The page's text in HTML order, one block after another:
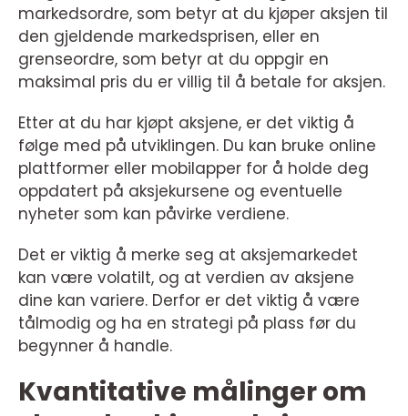
markedsordre, som betyr at du kjøper aksjen til
den gjeldende markedsprisen, eller en
grenseordre, som betyr at du oppgir en
maksimal pris du er villig til å betale for aksjen.
Etter at du har kjøpt aksjene, er det viktig å
følge med på utviklingen. Du kan bruke online
plattformer eller mobilapper for å holde deg
oppdatert på aksjekursene og eventuelle
nyheter som kan påvirke verdiene.
Det er viktig å merke seg at aksjemarkedet
kan være volatilt, og at verdien av aksjene
dine kan variere. Derfor er det viktig å være
tålmodig og ha en strategi på plass før du
begynner å handle.
Kvantitative målinger om